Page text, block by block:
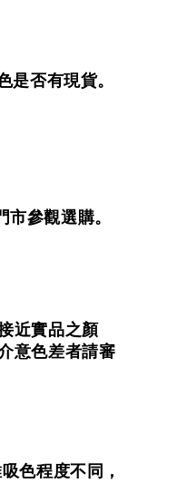
是否有現貨。
參觀選購。
近實品之顏
意色差者請審
色程度不同，